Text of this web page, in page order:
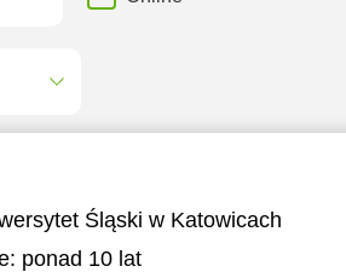
Śląski w Katowicach
ponad 10 lat